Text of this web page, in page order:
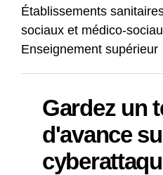
Établissements
sociaux et médico-
Enseignement supérieur
Gardez un
d'avance